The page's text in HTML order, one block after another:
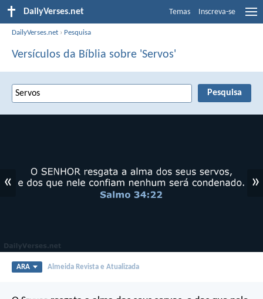
DailyVerses.net Temas Inscreva-se
DailyVerses.net › Pesquisa
Versículos da Bíblia sobre 'Servos'
« »
ARA Almeida Revista e Atualizada